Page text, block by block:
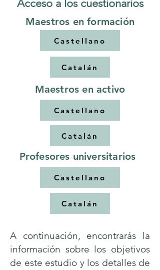
Acceso a los cuestionarios
Maestros en formación
Castellano
Catalán
Maestros en activo
Castellano
Catalán
Profesores universitarios
Castellano
Catalán
A continuación, encontrarás la
información sobre los objetivos
de este estudio y los detalles de